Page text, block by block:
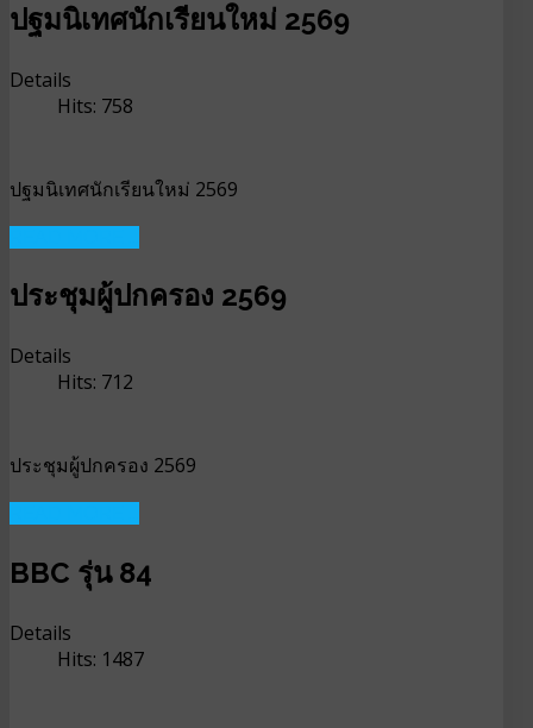
ปฐมนิเทศนักเรียนใหม่ 2569
Details
Hits: 758
ปฐมนิเทศนักเรียนใหม่ 2569
ประชุมผู้ปกครอง 2569
Details
Hits: 712
ประชุมผู้ปกครอง 2569
BBC รุ่น 84
Details
Hits: 1487